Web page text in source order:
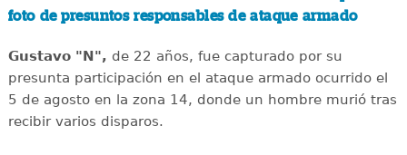
foto de presuntos responsables de ataque armado
Gustavo "N", de 22 años, fue capturado por su
presunta participación en el ataque armado ocurrido el
5 de agosto en la zona 14, donde un hombre murió tras
recibir varios disparos.